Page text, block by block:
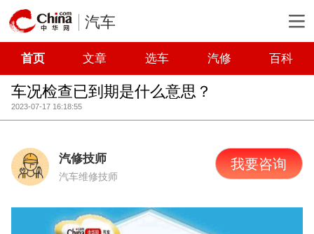
汽车
首页 文章 选车 汽修 百科
车况检查已到期是什么意思？
2023-07-17 16:18:55
汽修技师
汽车维修技师
我要咨询